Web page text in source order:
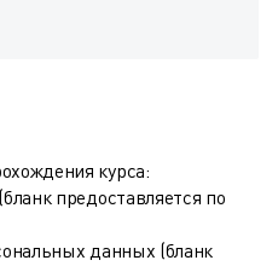
курса:
предоставляется по
данных (бланк